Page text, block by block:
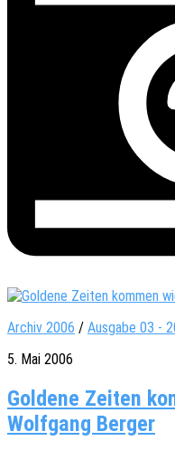
Archiv 2006 / Ausgabe 03 -
5. Mai 2006
Goldene Zeiten
Wolfgang Berger